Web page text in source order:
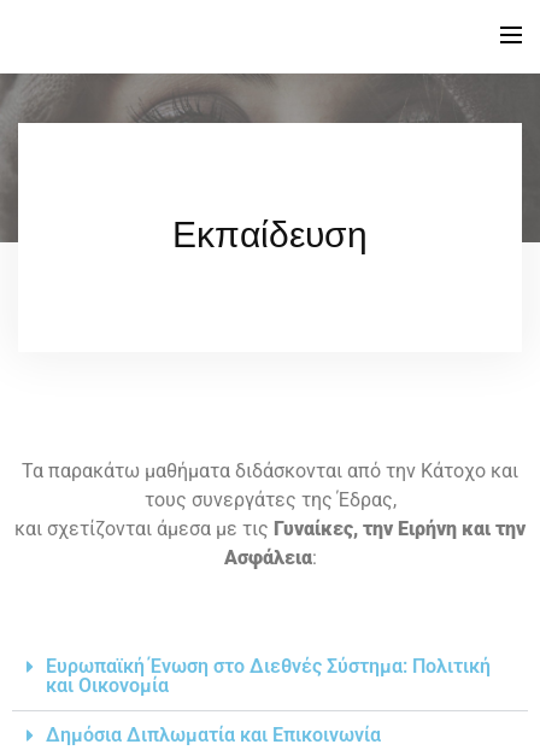
Αρχική
Εκπαίδευση
Νέα
Εκπαίδευση
Τα παρακάτω μαθήματα διδάσκονται από την Κάτοχο και
τους συνεργάτες της Έδρας,
και σχετίζονται άμεσα με τις Γυναίκες, την Ειρήνη και την
Ασφάλεια:
Ευρωπαϊκή Ένωση στο Διεθνές Σύστημα: Πολιτική
και Οικονομία
Δημόσια Διπλωματία και Επικοινωνία